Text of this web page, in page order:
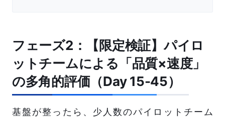
フェーズ2：【限定検証】パイロ
ットチームによる「品質×速度」
の多角的評価（Day 15-45）
基盤が整ったら、少人数のパイロットチーム